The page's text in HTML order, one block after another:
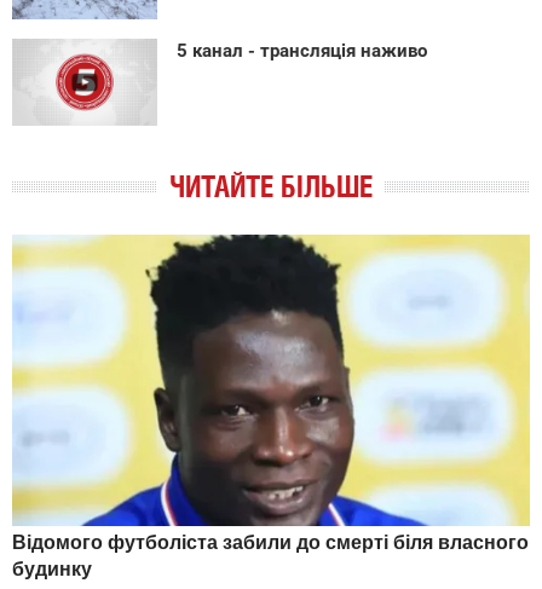
5 канал - трансляція наживо
ЧИТАЙТЕ БІЛЬШЕ